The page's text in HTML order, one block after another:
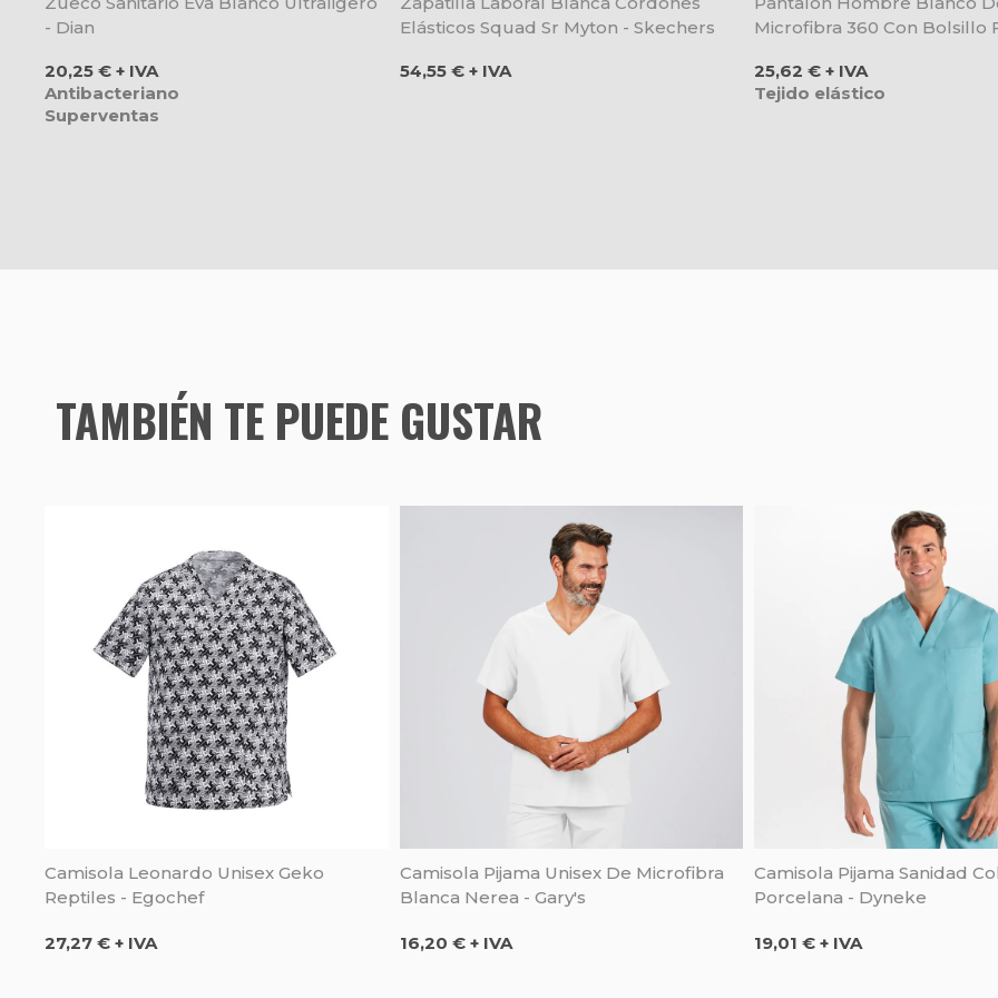
- Dian
Precio
20,25 € + IVA
Antibacteriano
Superventas
Elásticos Squad Sr Myton - Skechers
Precio
54,55 € + IVA
Microfibra 360 Con Bolsillo
Precio
25,62 € + IVA
Tejido elástico
TAMBIÉN TE PUEDE GUSTAR
Camisola Leonardo Unisex Geko
Reptiles - Egochef
Precio
27,27 € + IVA
Camisola Pijama Unisex De Microfibra
Blanca Nerea - Gary's
Precio
16,20 € + IVA
Camisola Pijama Sanidad
Porcelana - Dyneke
Precio
19,01 € + IVA